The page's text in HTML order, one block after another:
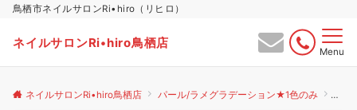
鳥栖市ネイルサロンRi•hiro（リヒロ）
ネイルサロンRi•hiro鳥栖店
Menu
ネイルサロンRi•hiro鳥栖店 パール/ラメグラデーション★1色のみ パー